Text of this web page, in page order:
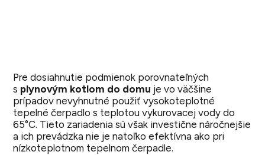
Pre dosiahnutie podmienok porovnateľných
s plynovým kotlom do domu je vo väčšine
prípadov nevyhnutné použiť vysokoteplotné
tepelné čerpadlo s teplotou vykurovacej vody do
65°C. Tieto zariadenia sú však investične náročnejšie
a ich prevádzka nie je natoľko efektívna ako pri
nízkoteplotnom tepelnom čerpadle.